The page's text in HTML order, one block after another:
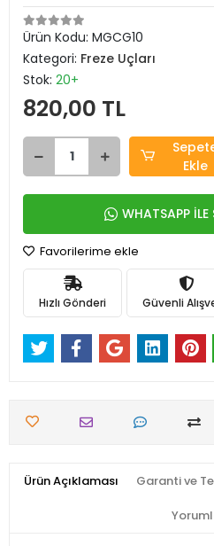
Ürün Kodu: MGCG10
Kategori: Freze Uçları
Stok: 20+
820,00 TL
Ekle
WHATSAPP İLE
Favorilerime ekle
Hızlı Gönderi Güvenli
Ürün Açıklaması Garanti ve